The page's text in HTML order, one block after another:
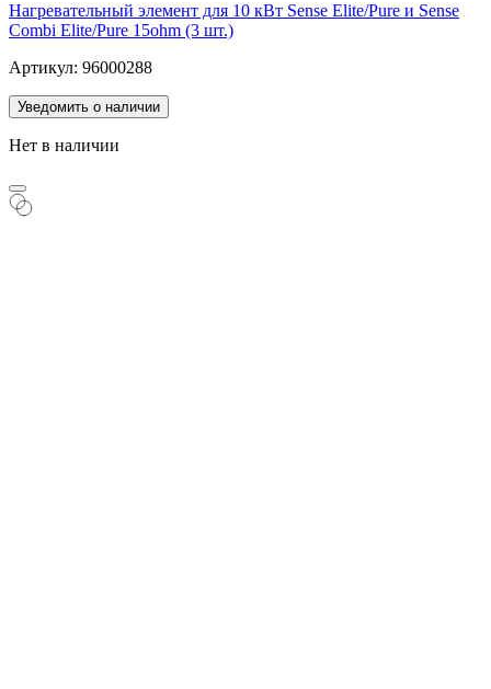
Нагревательный элемент для 10 кВт Sense Elite/Pure и Sense
Combi Elite/Pure 15ohm (3 шт.)
Артикул: 96000288
Уведомить о наличии
Нет в наличии